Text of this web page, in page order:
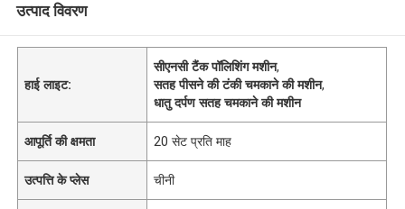
उत्पाद विवरण
हाई लाइट:
सीएनसी टैंक पॉलिशिंग मशीन,
सतह पीसने की टंकी चमकाने की मशीन,
धातु दर्पण सतह चमकाने की मशीन
आपूर्ति की क्षमता 20 सेट प्रति माह
उत्पत्ति के प्लेस चीनी